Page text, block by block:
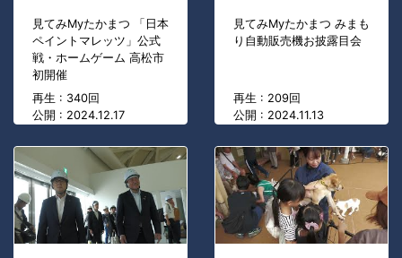
見てみMyたかまつ 「日本
ペイントマレッツ」公式
戦・ホームゲーム 高松市
初開催
再生 : 340回
公開 : 2024.12.17
見てみMyたかまつ みまも
り自動販売機お披露目会
再生 : 209回
公開 : 2024.11.13